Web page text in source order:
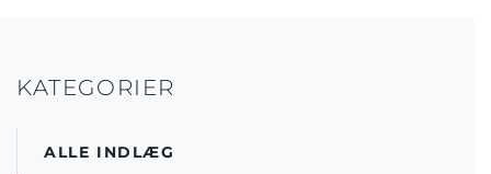
KATEGORIER
ALLE INDLÆG